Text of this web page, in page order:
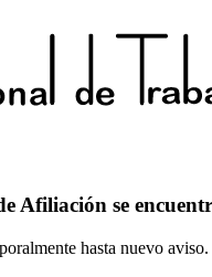
Afiliación se
hasta nuevo